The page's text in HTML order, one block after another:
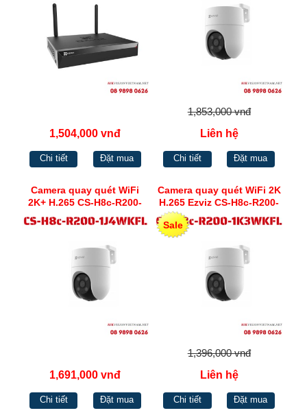
1,504,000 vnđ
Chi tiết Đặt mua
1,853,000 vnđ
Liên hệ
Chi tiết Đặt mua
Camera quay quét WiFi
2K+ H.265 CS-H8c-R200-
1J4WKFL
1,691,000 vnđ
Chi tiết Đặt mua
Camera quay quét WiFi 2K
H.265 Ezviz CS-H8c-R200-
1K3WKFL(4mm)
Sale
1,396,000 vnđ
Liên hệ
Chi tiết Đặt mua